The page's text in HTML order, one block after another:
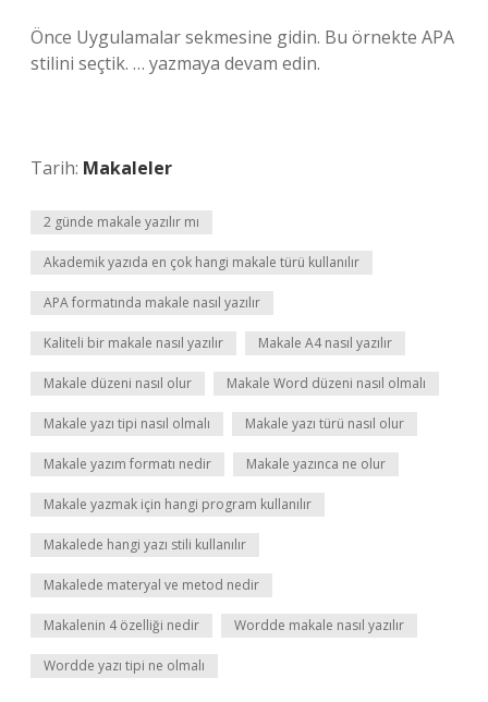
Önce Uygulamalar sekmesine gidin. Bu örnekte APA
stilini seçtik. … yazmaya devam edin.
Tarih: Makaleler
2 günde makale yazılır mı
Akademik yazıda en çok hangi makale türü kullanılır
APA formatında makale nasıl yazılır
Kaliteli bir makale nasıl yazılır Makale A4 nasıl yazılır
Makale düzeni nasıl olur Makale Word düzeni nasıl olmalı
Makale yazı tipi nasıl olmalı Makale yazı türü nasıl olur
Makale yazım formatı nedir Makale yazınca ne olur
Makale yazmak için hangi program kullanılır
Makalede hangi yazı stili kullanılır
Makalede materyal ve metod nedir
Makalenin 4 özelliği nedir Wordde makale nasıl yazılır
Wordde yazı tipi ne olmalı